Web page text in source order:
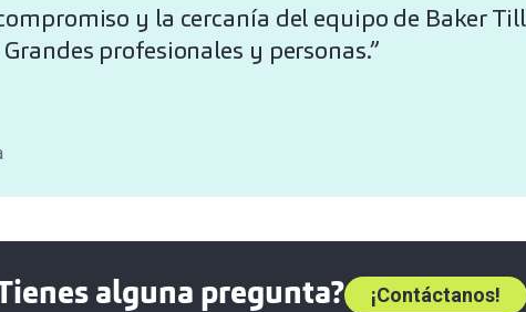
y la cercanía del equipo de Baker
profesionales y personas.”
alguna pregunta? ¡Contáctanos!